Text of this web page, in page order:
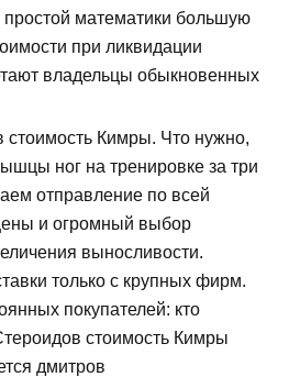
простой математики большую
при ликвидации
владельцы обыкновенных
Кимры. Что нужно,
ног на тренировке за три
отправление по всей
и огромный выбор
выносливости.
только с крупных фирм.
покупателей: кто
стоимость Кимры
дмитров